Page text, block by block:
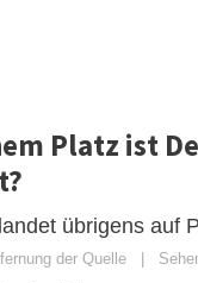
Platz ist
übrigens auf
der Quelle